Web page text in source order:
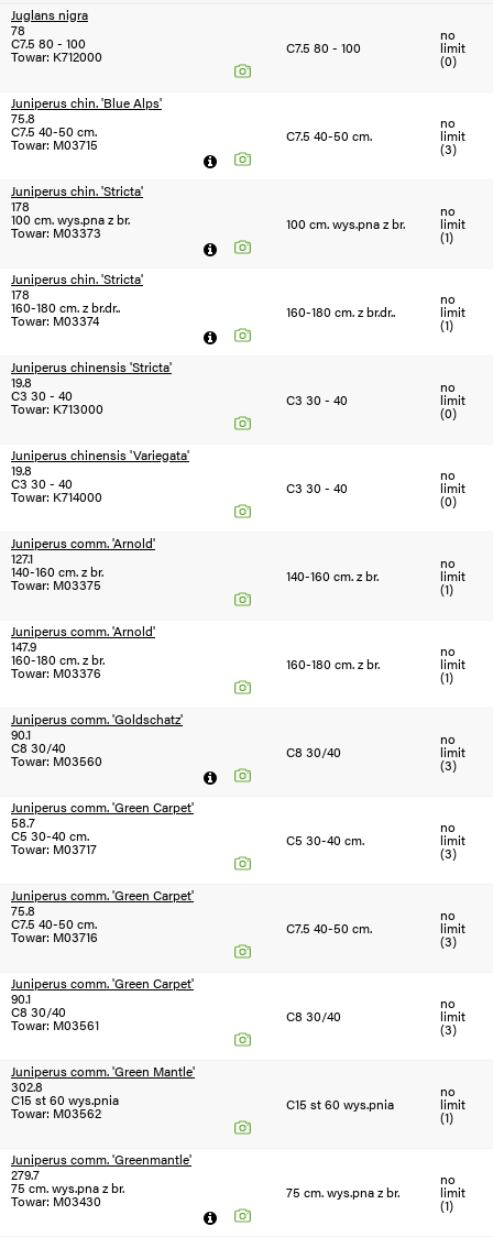
SEZON
N
Juglans nigra
78
C7.5 80 - 100
Towar: K712000 C7.5 80 - 100
no
limit
(0)
Juniperus chin. 'Blue Alps'
75.8
C7.5 40-50 cm.
Towar: M03715 C7.5 40-50 cm.
no
limit
(3)
Juniperus chin. 'Stricta'
178
100 cm. wys.pna z br.
Towar: M03373 100 cm. wys.pna z br.
no
limit
(1)
Juniperus chin. 'Stricta'
178
160-180 cm. z br.dr..
Towar: M03374 160-180 cm. z br.dr..
no
limit
(1)
Juniperus chinensis 'Stricta'
19.8
C3 30 - 40
Towar: K713000 C3 30 - 40
no
limit
(0)
Juniperus chinensis 'Variegata'
19.8
C3 30 - 40
Towar: K714000 C3 30 - 40
no
limit
(0)
Juniperus comm. 'Arnold'
127.1
140-160 cm. z br.
Towar: M03375 140-160 cm. z br.
no
limit
(1)
Juniperus comm. 'Arnold'
147.9
160-180 cm. z br.
Towar: M03376 160-180 cm. z br.
no
limit
(1)
Juniperus comm. 'Goldschatz'
90.1
C8 30/40
Towar: M03560 C8 30/40
no
limit
(3)
Juniperus comm. 'Green Carpet'
58.7
C5 30-40 cm.
Towar: M03717 C5 30-40 cm.
no
limit
(3)
Juniperus comm. 'Green Carpet'
75.8
C7.5 40-50 cm.
Towar: M03716 C7.5 40-50 cm.
no
limit
(3)
Juniperus comm. 'Green Carpet'
90.1
C8 30/40
Towar: M03561 C8 30/40
no
limit
(3)
Juniperus comm. 'Green Mantle'
302.8
C15 st 60 wys.pnia
Towar: M03562 C15 st 60 wys.pnia
no
limit
(1)
Juniperus comm. 'Greenmantle'
279.7
75 cm. wys.pna z br.
Towar: M03430 75 cm. wys.pna z br.
no
limit
(1)